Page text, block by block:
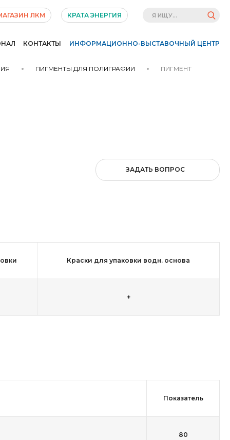
ЛКМ КРАТА ЭНЕРГИЯ
КОНТАКТЫ ИНФОРМАЦИОННО-ВЫСТАВОЧНЫЙ ЦЕНТР
ПИГМЕНТЫ ДЛЯ ПОЛИГРАФИИ
ПИГМЕНТ
ЗАДАТЬ ВОПРОС
Краски для упаковки водн. основа
+
Показатель
80